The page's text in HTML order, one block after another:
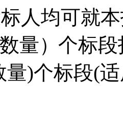
人均可就
量） 个标
量)个标段(